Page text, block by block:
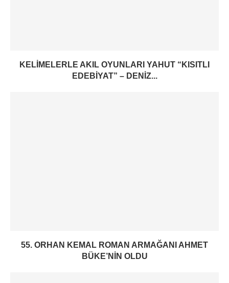
KELIMELERLE AKIL OYUNLARI YAHUT “KISITLI
EDEBIYAT” – DENIZ...
55. ORHAN KEMAL ROMAN ARMAĞANI AHMET
BÜKE’NIN OLDU